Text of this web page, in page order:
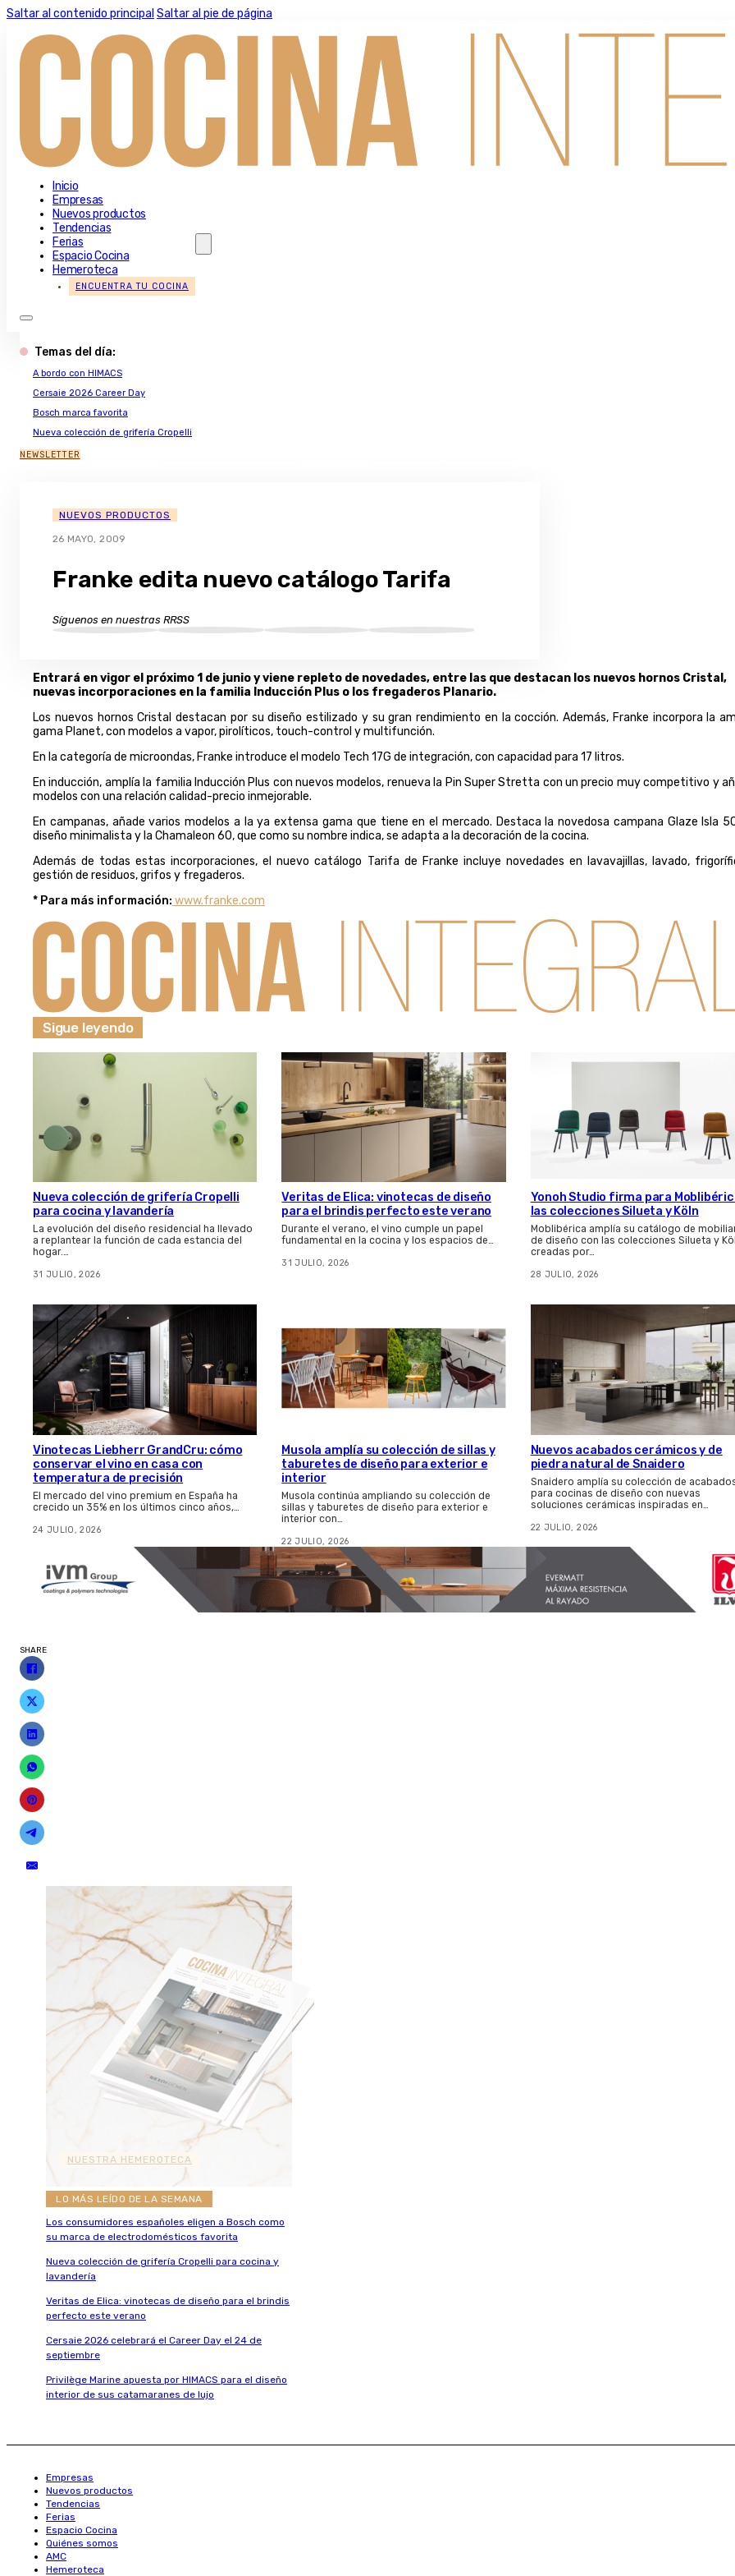
Saltar al contenido principal Saltar al pie de página
Inicio
Empresas
Nuevos productos
Tendencias
Ferias
Espacio Cocina
Hemeroteca
ENCUENTRA TU COCINA
Temas del día:
A bordo con HIMACS
Cersaie 2026 Career Day
Bosch marca favorita
Nueva colección de grifería Cropelli
NEWSLETTER
NUEVOS PRODUCTOS
26 MAYO, 2009
Franke edita nuevo catálogo Tarifa
Síguenos en nuestras RRSS
Entrará en vigor el próximo 1 de junio y viene repleto de novedades, entre las que destacan los nuevos hornos Cristal,
nuevas incorporaciones en la familia Inducción Plus o los fregaderos Planario.
Los nuevos hornos Cristal destacan por su diseño estilizado y su gran rendimiento en la cocción. Además, Franke incorpora la
gama Planet, con modelos a vapor, pirolíticos, touch-control y multifunción.
En la categoría de microondas, Franke introduce el modelo Tech 17G de integración, con capacidad para 17 litros.
En inducción, amplía la familia Inducción Plus con nuevos modelos, renueva la Pin Super Stretta con un precio muy competitivo y
modelos con una relación calidad-precio inmejorable.
En campanas, añade varios modelos a la ya extensa gama que tiene en el mercado. Destaca la novedosa campana Glaze Isla
diseño minimalista y la Chamaleon 60, que como su nombre indica, se adapta a la decoración de la cocina.
Además de todas estas incorporaciones, el nuevo catálogo Tarifa de Franke incluye novedades en lavavajillas, lavado,
gestión de residuos, grifos y fregaderos.
* Para más información: www.franke.com
Sigue leyendo
Nueva colección de grifería Cropelli
para cocina y lavandería
La evolución del diseño residencial ha llevado
a replantear la función de cada estancia del
hogar.…
31 JULIO, 2026
Veritas de Elica: vinotecas de diseño
para el brindis perfecto este verano
Durante el verano, el vino cumple un papel
fundamental en la cocina y los espacios de…
31 JULIO, 2026
Yonoh Studio firma para
las colecciones Silueta y Köln
Moblibérica amplía su catálogo de
de diseño con las colecciones Silueta y
creadas por…
28 JULIO, 2026
Vinotecas Liebherr GrandCru: cómo
conservar el vino en casa con
temperatura de precisión
El mercado del vino premium en España ha
crecido un 35% en los últimos cinco años,…
24 JULIO, 2026
Musola amplía su colección de sillas y
taburetes de diseño para exterior e
interior
Musola continúa ampliando su colección de
sillas y taburetes de diseño para exterior e
interior con…
22 JULIO, 2026
Nuevos acabados cerámicos y de
piedra natural de Snaidero
Snaidero amplía su colección de
para cocinas de diseño con nuevas
soluciones cerámicas inspiradas en…
22 JULIO, 2026
SHARE
NUESTRA HEMEROTECA
LO MÁS LEÍDO DE LA SEMANA
Los consumidores españoles eligen a Bosch como
su marca de electrodomésticos favorita
Nueva colección de grifería Cropelli para cocina y
lavandería
Veritas de Elica: vinotecas de diseño para el brindis
perfecto este verano
Cersaie 2026 celebrará el Career Day el 24 de
septiembre
Privilège Marine apuesta por HIMACS para el diseño
interior de sus catamaranes de lujo
Empresas
Nuevos productos
Tendencias
Ferias
Espacio Cocina
Quiénes somos
AMC
Hemeroteca